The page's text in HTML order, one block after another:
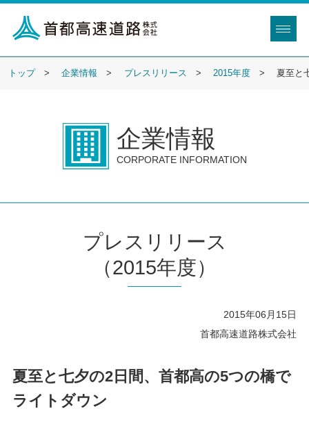
トップ 企業情報 プレスリリース 2015年度 夏至と
企業情報
CORPORATE INFORMATION
プレスリリース
（2015年度）
2015年06月15日
首都高速道路株式会社
夏至と七夕の2日間、首都高の5つの橋で
ライトダウン